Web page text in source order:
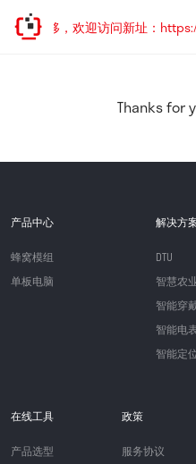
址已迁移，欢迎访问新址：
Thanks for
产品中心
蜂窝模组
单板电脑
解决方
DTU
智慧农
智能穿
智能电
智能定
在线工具
产品选型
政策
服务协议